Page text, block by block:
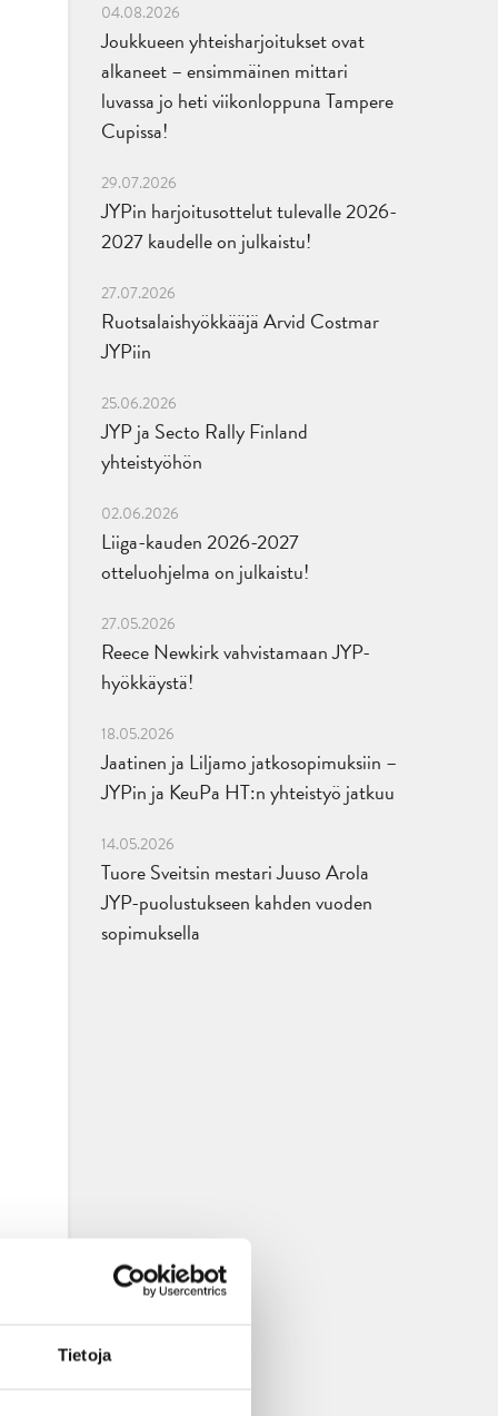
Tietoja
04.08.2026
Joukkueen yhteisharjoitukset ovat
alkaneet – ensimmäinen mittari
luvassa jo heti viikonloppuna Tampere
Cupissa!
29.07.2026
JYPin harjoitusottelut tulevalle 2026-
2027 kaudelle on julkaistu!
27.07.2026
Ruotsalaishyökkääjä Arvid Costmar
JYPiin
25.06.2026
JYP ja Secto Rally Finland
yhteistyöhön
02.06.2026
Liiga-kauden 2026-2027
otteluohjelma on julkaistu!
27.05.2026
Reece Newkirk vahvistamaan JYP-
hyökkäystä!
18.05.2026
Jaatinen ja Liljamo jatkosopimuksiin –
JYPin ja KeuPa HT:n yhteistyö jatkuu
14.05.2026
Tuore Sveitsin mestari Juuso Arola
JYP-puolustukseen kahden vuoden
sopimuksella